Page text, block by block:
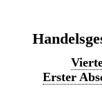
Erster